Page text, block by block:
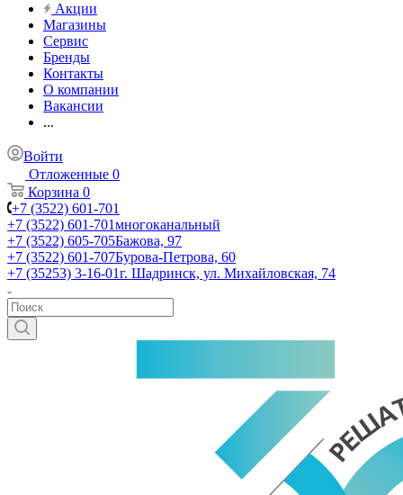
Акции
Магазины
Сервис
Бренды
Контакты
О компании
Вакансии
...
Войти
Отложенные 0
Корзина 0
+7 (3522) 601-701
+7 (3522) 601-701многоканальный
+7 (3522) 605-705Бажова, 97
+7 (3522) 601-707Бурова-Петрова, 60
+7 (35253) 3-16-01г. Шадринск, ул. Михайловская, 74